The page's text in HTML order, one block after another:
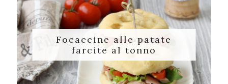
Focaccine alle patate
farcite al tonno